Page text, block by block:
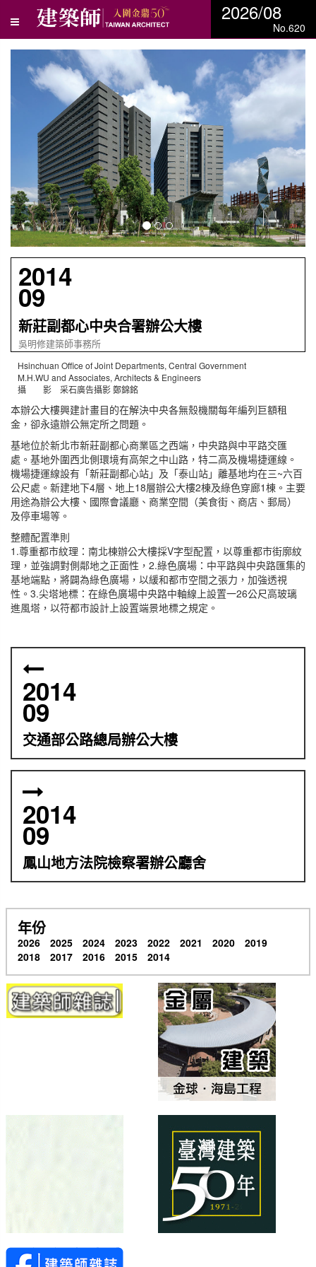
2026/08
No.620
e
t
2014
09
新莊副都心中央合署辦公大樓
吳明修建築師事務所
Hsinchuan Office of Joint Departments, Central Government
M.H.WU and Associates, Architects & Engineers
攝 影 采石廣告攝影 鄭錦銘
本辦公大樓興建計畫目的在解決中央各無殼機關每年編列巨額租
金，卻永遠辦公無定所之問題。
基地位於新北市新莊副都心商業區之西端，中央路與中平路交匯
處。基地外圍西北側環境有高架之中山路，特二高及機場捷運線。
機場捷運線設有「新莊副都心站」及「泰山站」離基地均在三~六百
公尺處。新建地下4層、地上18層辦公大樓2棟及綠色穿廊1棟。主要
用途為辦公大樓、國際會議廳、商業空間（美食街、商店、郵局）
及停車場等。
整體配置準則
1.尊重都市紋理：南北棟辦公大樓採V字型配置，以尊重都市街廓紋
理，並強調對側鄰地之正面性，2.綠色廣場：中平路與中央路匯集的
基地端點，將闢為綠色廣場，以緩和都市空間之張力，加強透視
性。3.尖塔地標：在綠色廣場中央路中軸線上設置一26公尺高玻璃
進風塔，以符都市設計上設置端景地標之規定。
2014
09
交通部公路總局辦公大樓
2014
09
鳳山地方法院檢察署辦公廳舍
年份
2026 2025 2024 2023 2022 2021 2020
2019
2018
2017 2016 2015 2014